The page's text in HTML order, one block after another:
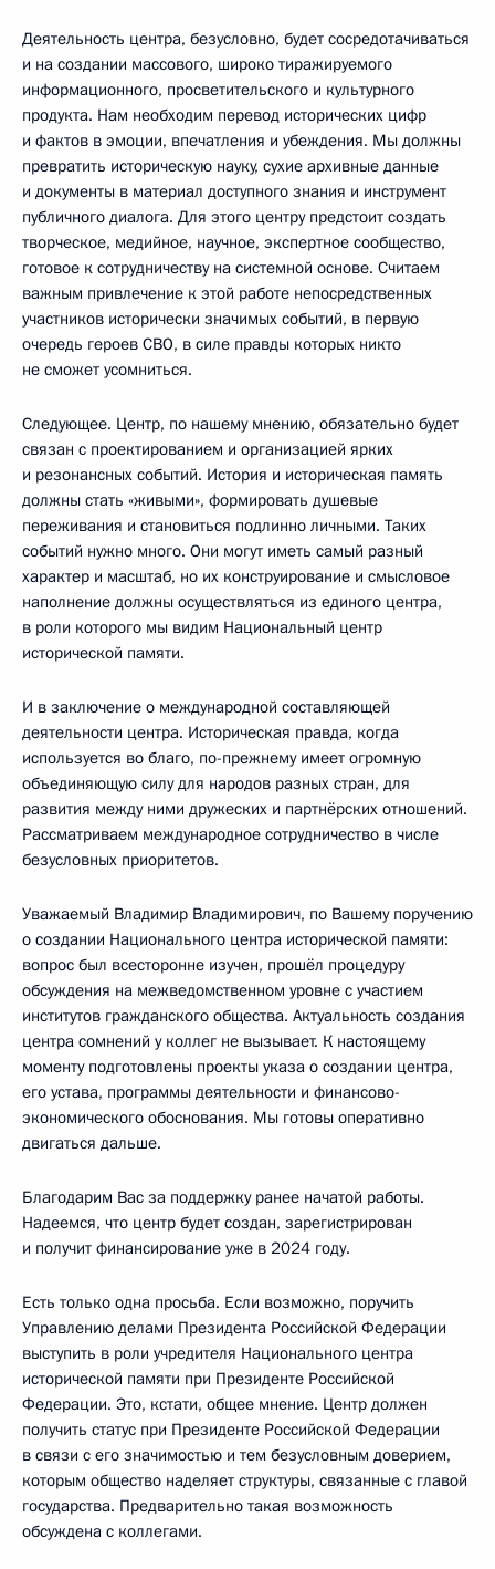
Деятельность центра, безусловно, будет сосредотачиваться
и на создании массового, широко тиражируемого
информационного, просветительского и культурного
продукта. Нам необходим перевод исторических цифр
и фактов в эмоции, впечатления и убеждения. Мы должны
превратить историческую науку, сухие архивные данные
и документы в материал доступного знания и инструмент
публичного диалога. Для этого центру предстоит создать
творческое, медийное, научное, экспертное сообщество,
готовое к сотрудничеству на системной основе. Считаем
важным привлечение к этой работе непосредственных
участников исторически значимых событий, в первую
очередь героев СВО, в силе правды которых никто
не сможет усомниться.
Следующее. Центр, по нашему мнению, обязательно будет
связан с проектированием и организацией ярких
и резонансных событий. История и историческая память
должны стать «живыми», формировать душевые
переживания и становиться подлинно личными. Таких
событий нужно много. Они могут иметь самый разный
характер и масштаб, но их конструирование и смысловое
наполнение должны осуществляться из единого центра,
в роли которого мы видим Национальный центр
исторической памяти.
И в заключение о международной составляющей
деятельности центра. Историческая правда, когда
используется во благо, по-прежнему имеет огромную
объединяющую силу для народов разных стран, для
развития между ними дружеских и партнёрских отношений.
Рассматриваем международное сотрудничество в числе
безусловных приоритетов.
Уважаемый Владимир Владимирович, по Вашему поручению
о создании Национального центра исторической памяти:
вопрос был всесторонне изучен, прошёл процедуру
обсуждения на межведомственном уровне с участием
институтов гражданского общества. Актуальность создания
центра сомнений у коллег не вызывает. К настоящему
моменту подготовлены проекты указа о создании центра,
его устава, программы деятельности и финансово-
экономического обоснования. Мы готовы оперативно
двигаться дальше.
Благодарим Вас за поддержку ранее начатой работы.
Надеемся, что центр будет создан, зарегистрирован
и получит финансирование уже в 2024 году.
Есть только одна просьба. Если возможно, поручить
Управлению делами Президента Российской Федерации
выступить в роли учредителя Национального центра
исторической памяти при Президенте Российской
Федерации. Это, кстати, общее мнение. Центр должен
получить статус при Президенте Российской Федерации
в связи с его значимостью и тем безусловным доверием,
которым общество наделяет структуры, связанные с главой
государства. Предварительно такая возможность
обсуждена с коллегами.